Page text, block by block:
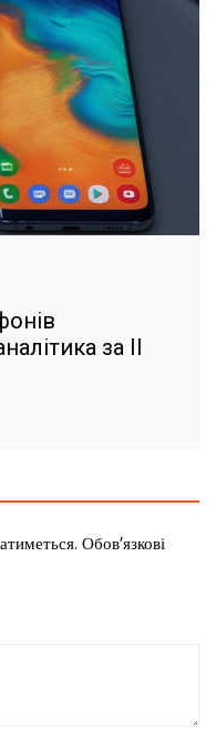
за II
Обов’язкові